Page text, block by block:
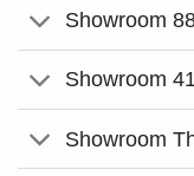
Showroom
Showroom
Showroom